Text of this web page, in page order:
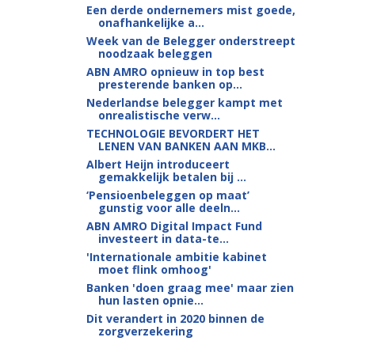
Een derde ondernemers mist goede,
onafhankelijke a...
Week van de Belegger onderstreept
noodzaak beleggen
ABN AMRO opnieuw in top best
presterende banken op...
Nederlandse belegger kampt met
onrealistische verw...
TECHNOLOGIE BEVORDERT HET
LENEN VAN BANKEN AAN MKB...
Albert Heijn introduceert
gemakkelijk betalen bij ...
‘Pensioenbeleggen op maat’
gunstig voor alle deeln...
ABN AMRO Digital Impact Fund
investeert in data-te...
'Internationale ambitie kabinet
moet flink omhoog'
Banken 'doen graag mee' maar zien
hun lasten opnie...
Dit verandert in 2020 binnen de
zorgverzekering